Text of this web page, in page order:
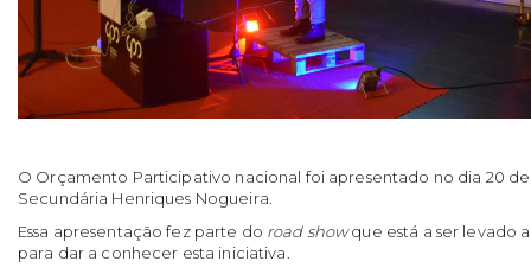
O Orçamento Participativo nacional foi apresentado no dia 20 de
Secundária Henriques Nogueira.
Essa apresentação fez parte do road showque está a ser levado
para dar a conhecer esta iniciativa.